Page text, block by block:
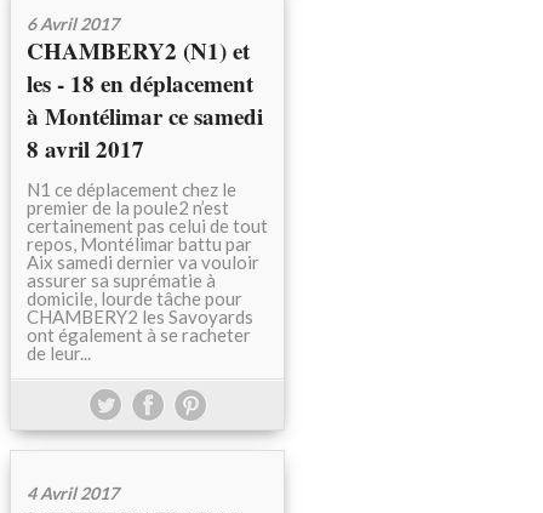
6 Avril 2017
CHAMBERY2 (N1) et
les - 18 en déplacement
à Montélimar ce samedi
8 avril 2017
N1 ce déplacement chez le
premier de la poule2 n’est
certainement pas celui de tout
repos, Montélimar battu par
Aix samedi dernier va vouloir
assurer sa suprématie à
domicile, lourde tâche pour
CHAMBERY2 les Savoyards
ont également à se racheter
de leur...
4 Avril 2017